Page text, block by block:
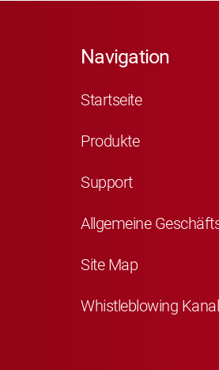
Navigation
Startseite
Produkte
Support
Allgemeine
Site Map
Whistleblowing Kanal